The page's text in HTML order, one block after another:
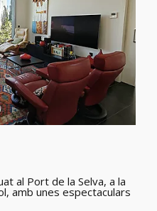
al Port de la Selva, a la
amb unes espectaculars